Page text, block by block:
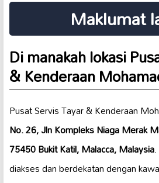
Maklumat
Di manakah lokasi
& Kenderaan
Pusat Servis Tayar & Kenderaan
No. 26, Jln Kompleks Niaga Merak
75450 Bukit Katil, Malacca, Malaysia
diakses dan berdekatan dengan